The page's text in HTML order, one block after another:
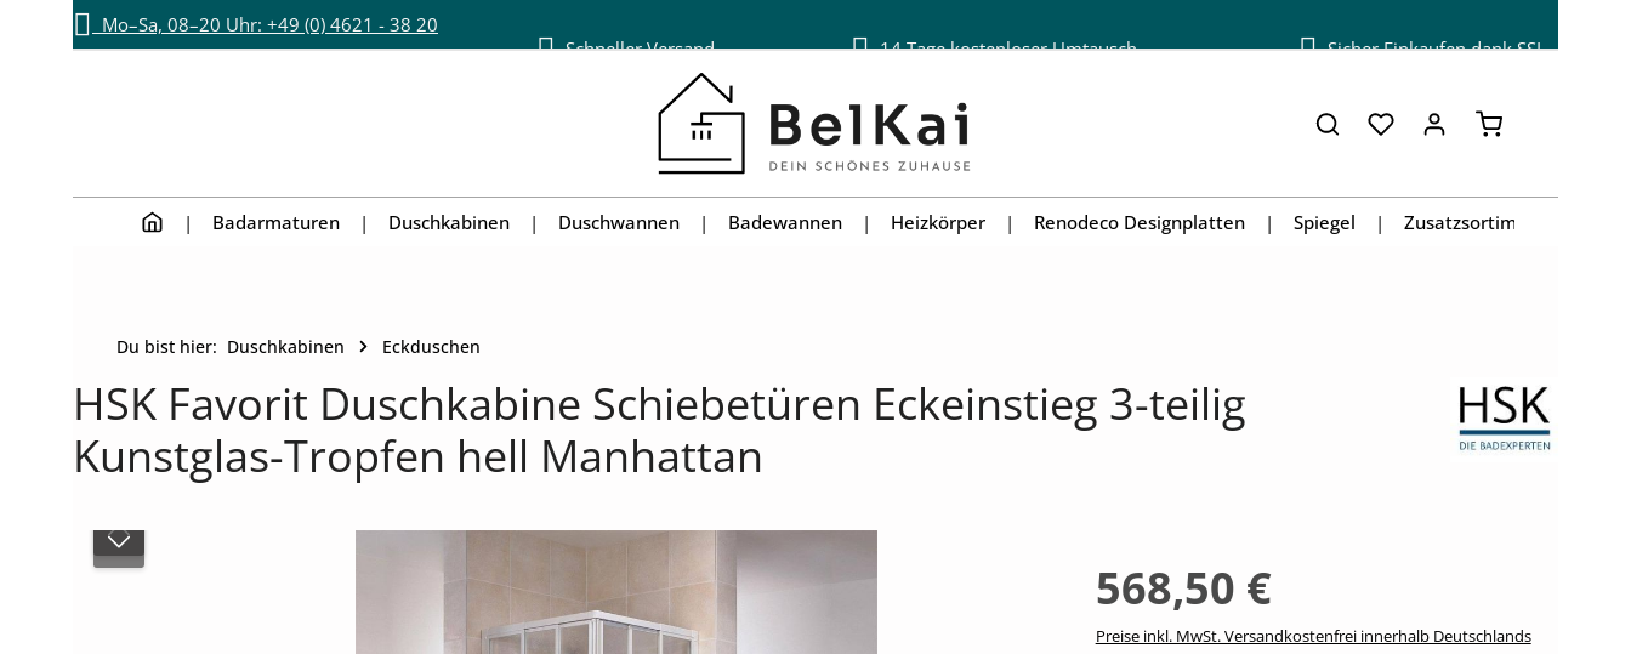
Zum Hauptinhalt springen
Zur Hauptnavigation springen
Mo–Sa, 08–20 Uhr: +49 (0) 4621 - 38 20
Schneller Versand 14 Tage kostenloser Umtausch Sicher Einkaufen dank SSL
Warenkorb
Badarmaturen Duschkabinen Duschwannen Badewannen Heizkörper Renodeco Designplatten Spiegel Zusatzsortiment
Du bist hier: Duschkabinen Eckduschen
HSK Favorit Duschkabine Schiebetüren Eckeinstieg 3-teilig
Kunstglas-Tropfen hell Manhattan
568,50 €
Preise inkl. MwSt. Versandkostenfrei innerhalb Deutschlands